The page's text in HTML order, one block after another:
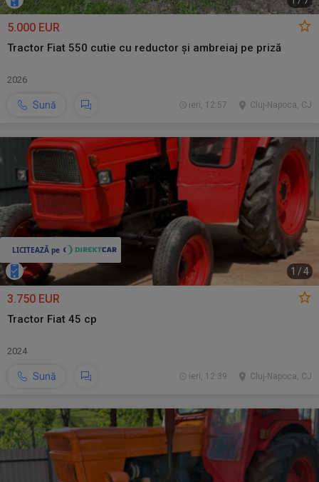
5.000 EUR
Tractor Fiat 550 cutie cu reductor și ambreiaj pe priză
2026
Sună Cluj-Napoca, CJ
ieri, 12:57
1 /4
3.750 EUR
Tractor Fiat 45 cp
2024
Sună Cluj-Napoca, CJ
ieri, 12:39